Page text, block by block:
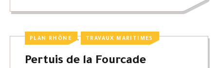
PLAN RHÔNE , TRAVAUX MARITIMES
Pertuis de la Fourcade